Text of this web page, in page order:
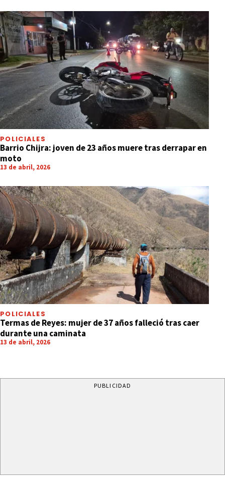
POLICIALES
Barrio Chijra: joven de 23 años muere tras derrapar en
moto
13 de abril, 2026
POLICIALES
Termas de Reyes: mujer de 37 años falleció tras caer
durante una caminata
13 de abril, 2026
PUBLICIDAD